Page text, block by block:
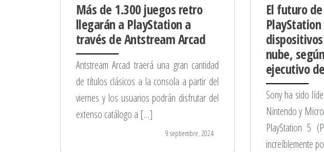
Más de 1.300 juegos retro
llegarán a PlayStation a
través de Antstream Arcad
Antstream Arcad traerá una gran cantidad
de títulos clásicos a la consola a partir del
viernes y los usuarios podrán disfrutar del
extenso catálogo a […]
9 septiembre, 2024
El futuro
nube,
ejecutivo
Sony ha sido
Nintendo y
PlayStation 5
increíblemente